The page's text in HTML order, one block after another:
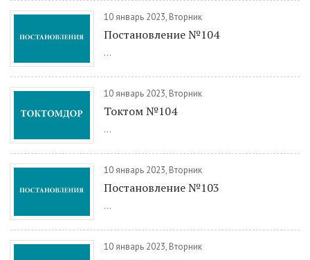
10 январь 2023, Вторник
Постановление №104
...
10 январь 2023, Вторник
Токтом №104
...
10 январь 2023, Вторник
Постановление №103
...
10 январь 2023, Вторник